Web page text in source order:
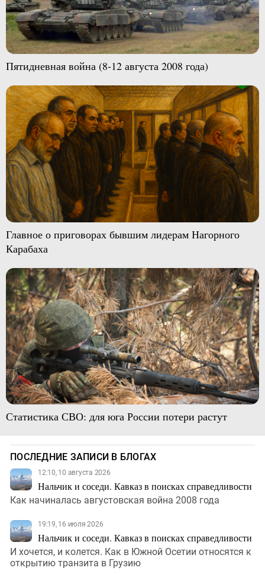
Пятидневная война (8-12 августа 2008 года)
Главное о приговорах бывшим лидерам Нагорного
Карабаха
Статистика СВО: для юга России потери растут
ПОСЛЕДНИЕ ЗАПИСИ В БЛОГАХ
12:10, 10 августа 2026
Нальчик и соседи. Кавказ в поисках справедливости
Как начиналась августовская война 2008 года
19:19, 16 июля 2026
Нальчик и соседи. Кавказ в поисках справедливости
И хочется, и колется. Как в Южной Осетии относятся к
открытию транзита в Грузию